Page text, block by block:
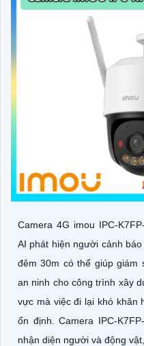
Camera 4G imou IPC-
AI phát hiện người cảnh
đêm 30m có thể giúp giám
an ninh cho công trình xây
vực mà việc đi lại khó khăn
ổn định. Camera IPC-
nhận diện người và động